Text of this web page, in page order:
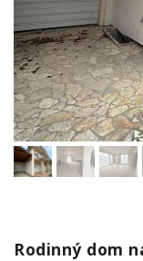
Rodinný dom